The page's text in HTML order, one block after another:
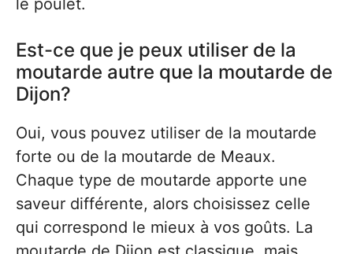
le poulet.
Est-ce que je peux utiliser de la
moutarde autre que la moutarde de
Dijon?
Oui, vous pouvez utiliser de la moutarde
forte ou de la moutarde de Meaux.
Chaque type de moutarde apporte une
saveur différente, alors choisissez celle
qui correspond le mieux à vos goûts. La